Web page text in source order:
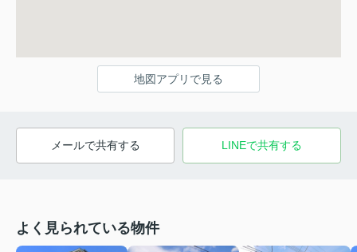
地図アプリで見る
メールで共有する LINEで共有する
よく見られている物件